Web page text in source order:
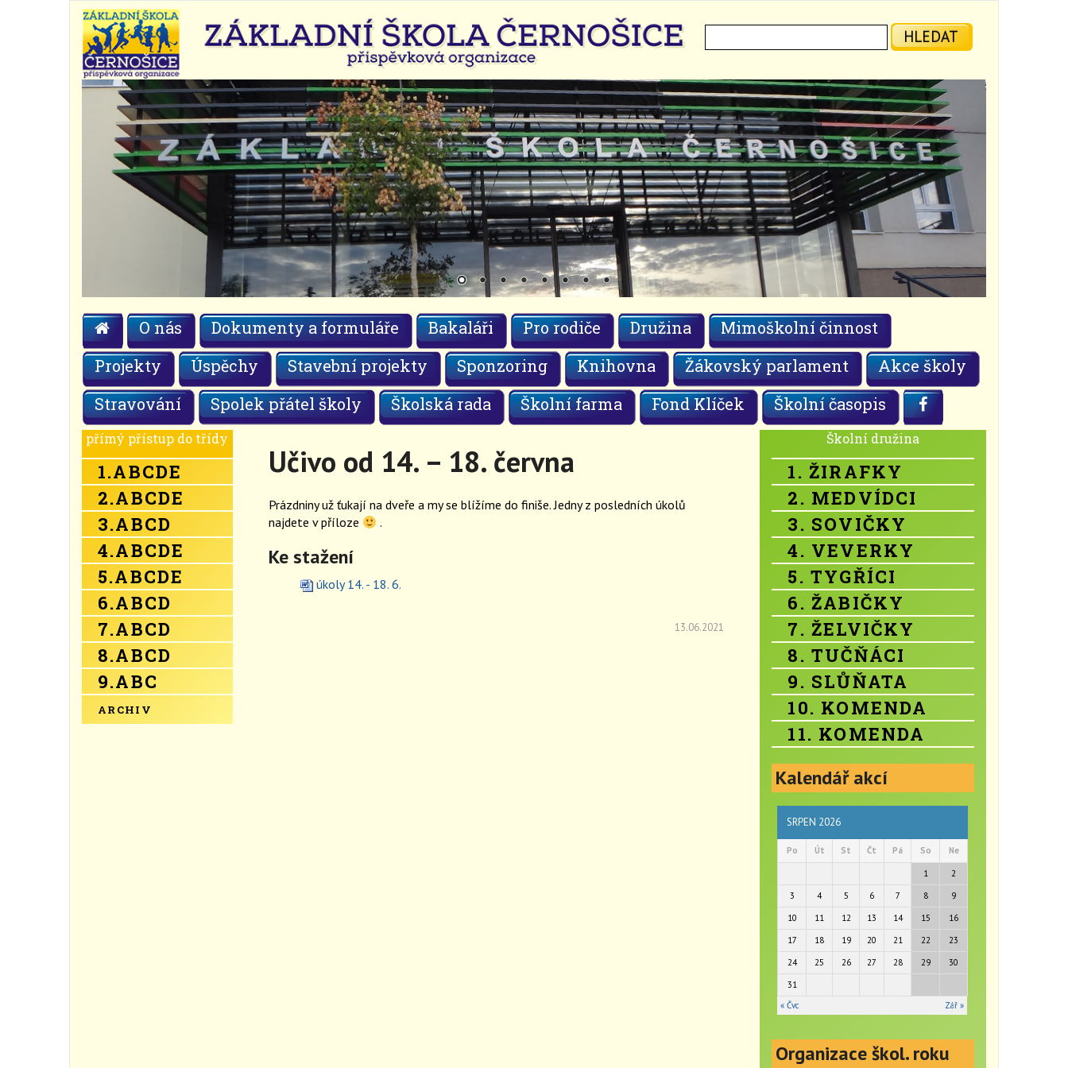
HLEDAT
O nás Dokumenty a formuláře Bakaláři Pro rodiče Družina
Mimoškolní činnost
Projekty
Úspěchy Stavební projekty Sponzoring Knihovna Žákovský parlament
Akce školy
Stravování
Spolek přátel školy Školská rada Školní farma Fond Klíček Školní časopis
přímý přístup do třídy
1.ABCDE
2.ABCDE
3.ABCD
4.ABCDE
5.ABCDE
6.ABCD
7.ABCD
8.ABCD
9.ABC
ARCHIV
Učivo od 14. – 18. června
Prázdniny už ťukají na dveře a my se blížíme do finiše. Jedny z posledních úkolů
najdete v příloze
.
Ke stažení
úkoly 14. - 18. 6.
13.06.2021
Školní družina
1. ŽIRAFKY
2. MEDVÍDCI
3. SOVIČKY
4. VEVERKY
5. TYGŘÍCI
6. ŽABIČKY
7. ŽELVIČKY
8. TUČŇÁCI
9. SLŮŇATA
10. KOMENDA
11. KOMENDA
Kalendář akcí
SRPEN 2026
Po Út St Čt Pá So Ne
1
2
3
4 5 6 7 8
9
10
11 12 13 14 15
16
17
18 19 20 21 22
23
24
25 26 27 28 29
30
31
« Čvc
Zář »
Organizace škol. roku